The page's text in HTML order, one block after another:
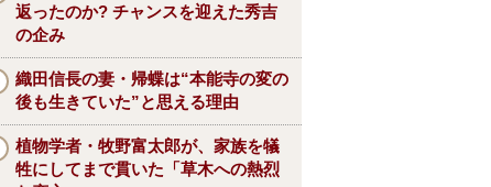
返ったのか? チャンスを迎えた秀吉
の企み
織田信長の妻・帰蝶は“本能寺の変の
後も生きていた”と思える理由
植物学者・牧野富太郎が、家族を犠
牲にしてまで貫いた「草木への熱烈